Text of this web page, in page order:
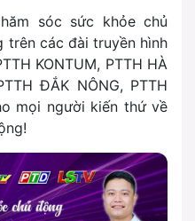
sóc sức khỏe chủ
trên các đài truyền hình
KONTUM, PTTH HÀ
ĐẮK NÔNG, PTTH
mọi người kiến thứ về